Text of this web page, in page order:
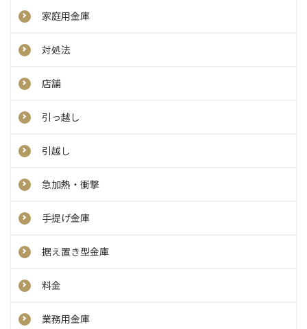
家庭用金庫
対処法
店舗
引っ越し
引越し
急加熱・衝撃
手提げ金庫
据え置き型金庫
料金
業務用金庫